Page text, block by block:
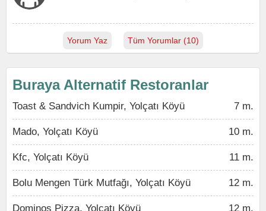
Yorum Yaz Tüm Yorumlar (10)
Buraya Alternatif Restoranlar
Toast & Sandvich Kumpir, Yolçatı Köyü 7 m.
Mado, Yolçatı Köyü 10 m.
Kfc, Yolçatı Köyü 11 m.
Bolu Mengen Türk Mutfağı, Yolçatı Köyü 12 m.
Dominos Pizza, Yolçatı Köyü 12 m.